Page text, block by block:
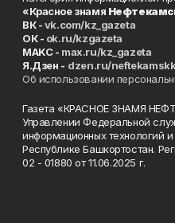
«Красное знамя
ВК -vk.com/kz_gazeta
ОК - ok.ru/kzgazeta
MAKC - max.ru/kz_gazeta
Я.Дзен - dzen.ru/
Об использовании
Газета «КРАСНОЕ ЗНАМЯ
Управлении Федеральной
информационных технологий
Республике Башкортостан.
02 - 01880 от 11.06.2025 г.